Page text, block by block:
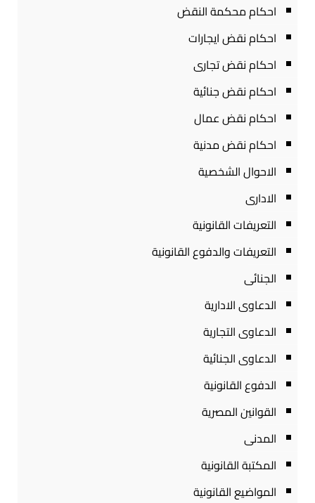
احكام محكمة النقض
احكام نقض ايجارات
احكام نقض تجارى
احكام نقض جنائية
احكام نقض عمال
احكام نقض مدنية
الاحوال الشخصية
الادارى
التعريفات القانونية
التعريفات والدفوع القانونية
الجنائى
الدعاوى الادارية
الدعاوى التجارية
الدعاوى الجنائية
الدفوع القانونية
القوانين المصرية
المدنى
المكتبة القانونية
المواضيع القانونية